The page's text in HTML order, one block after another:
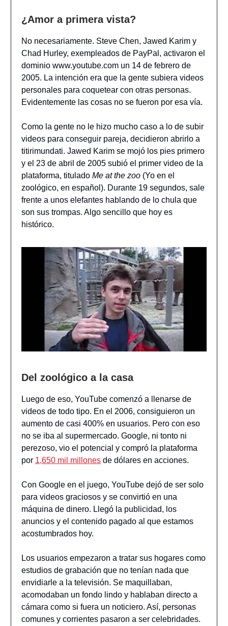
¿Amor a primera vista?
No necesariamente. Steve Chen, Jawed Karim y
Chad Hurley, exempleados de PayPal, activaron el
dominio www.youtube.com un 14 de febrero de
2005. La intención era que la gente subiera videos
personales para coquetear con otras personas.
Evidentemente las cosas no se fueron por esa vía.
Como la gente no le hizo mucho caso a lo de subir
videos para conseguir pareja, decidieron abrirlo a
titirimundati. Jawed Karim se mojó los pies primero
y el 23 de abril de 2005 subió el primer video de la
plataforma, titulado Me at the zoo (Yo en el
zoológico, en español). Durante 19 segundos, sale
frente a unos elefantes hablando de lo chula que
son sus trompas. Algo sencillo que hoy es
histórico.
Del zoológico a la casa
Luego de eso, YouTube comenzó a llenarse de
videos de todo tipo. En el 2006, consiguieron un
aumento de casi 400% en usuarios. Pero con eso
no se iba al supermercado. Google, ni tonto ni
perezoso, vio el potencial y compró la plataforma
por 1,650 mil millones de dólares en acciones.
Con Google en el juego, YouTube dejó de ser solo
para videos graciosos y se convirtió en una
máquina de dinero. Llegó la publicidad, los
anuncios y el contenido pagado al que estamos
acostumbrados hoy.
Los usuarios empezaron a tratar sus hogares como
estudios de grabación que no tenían nada que
envidiarle a la televisión. Se maquillaban,
acomodaban un fondo lindo y hablaban directo a
cámara como si fuera un noticiero. Así, personas
comunes y corrientes pasaron a ser celebridades.